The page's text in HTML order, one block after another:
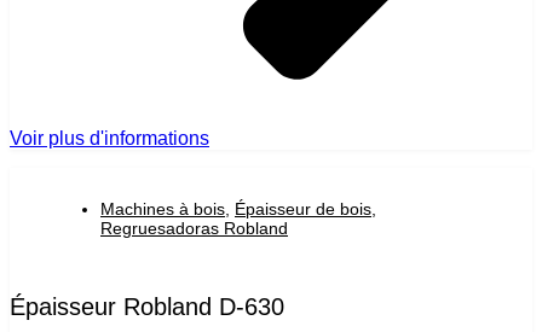
Voir plus d'informations
Machines à bois, Épaisseur de bois,
Regruesadoras Robland
Épaisseur Robland D-630